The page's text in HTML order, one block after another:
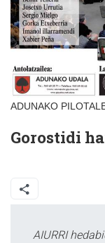
ADUNAKO
Gorostidi
AIURRI